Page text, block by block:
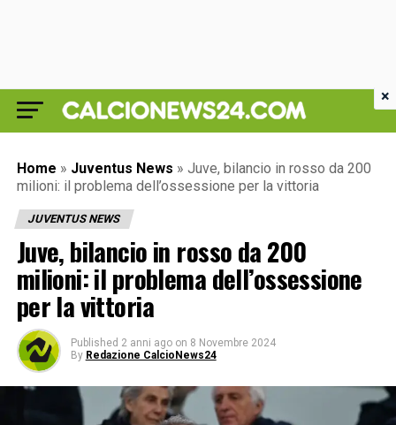
Home » Juventus News » Juve, bilancio in rosso da 200
milioni: il problema dell’ossessione per la vittoria
JUVENTUS NEWS
Juve, bilancio in rosso da 200
milioni: il problema dell’ossessione
per la vittoria
Published 2 anni ago on 8 Novembre 2024
By Redazione CalcioNews24
×